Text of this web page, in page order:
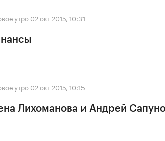
утро 02 окт 2015, 10:31
утро 02 окт 2015, 10:15
Лихоманова и Андрей